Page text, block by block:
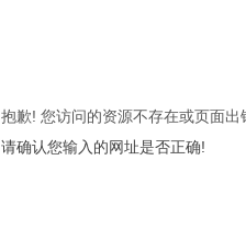
抱歉! 您访问的资源不存在或页面出
请确认您输入的网址是否正确!